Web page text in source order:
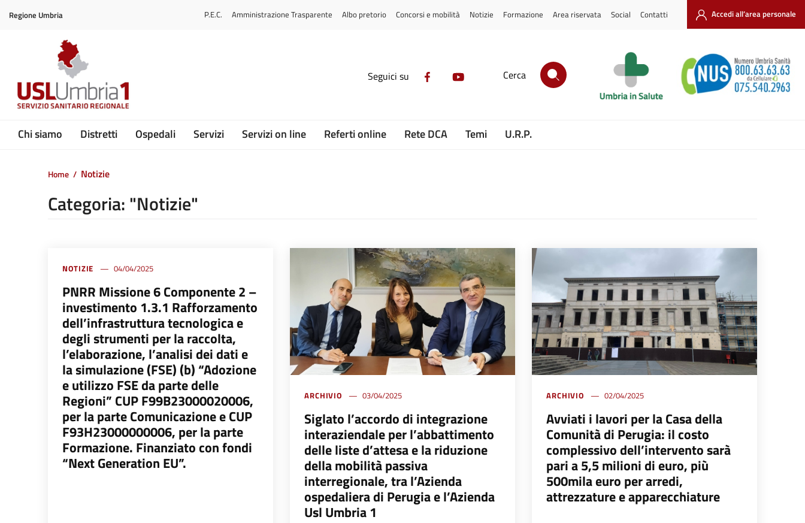
Vai al menu di navigazione
Vai al footer
Regione Umbria P.E.C. Amministrazione Trasparente Albo pretorio Concorsi e mobilità Notizie Formazione Area riservata Social Contatti Accedi all’area personale
Seguici su Cerca
Submenu
Chi siamo Distretti Ospedali Servizi Servizi on line Referti online Rete DCA Temi U.R.P.
Home / Notizie
Categoria: "Notizie"
NOTIZIE 04/04/2025
PNRR Missione 6 Componente 2 –
investimento 1.3.1 Rafforzamento
dell’infrastruttura tecnologica e
degli strumenti per la raccolta,
l’elaborazione, l’analisi dei dati e
la simulazione (FSE) (b) “Adozione
e utilizzo FSE da parte delle
Regioni” CUP F99B23000020006,
per la parte Comunicazione e CUP
F93H23000000006, per la parte
Formazione. Finanziato con fondi
“Next Generation EU”.
ARCHIVIO 03/04/2025
Siglato l’accordo di integrazione
interaziendale per l’abbattimento
delle liste d’attesa e la riduzione
della mobilità passiva
interregionale, tra l’Azienda
ospedaliera di Perugia e l’Azienda
Usl Umbria 1
ARCHIVIO 02/04/2025
Avviati i lavori per la Casa della
Comunità di Perugia: il costo
complessivo dell’intervento sarà
pari a 5,5 milioni di euro, più
500mila euro per arredi,
attrezzature e apparecchiature